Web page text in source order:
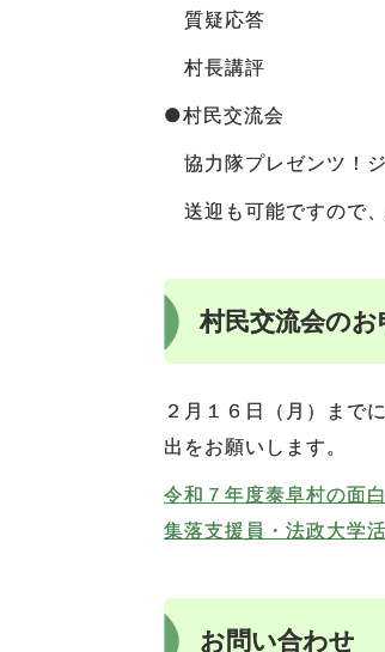
質疑応答
村長講評
●村民交流会
協力隊プレゼンツ！
送迎も可能ですので
村民交流会の
２月１６日（月）まで
出をお願いします。
令和７年度泰阜村の面
集落支援員・法政大学
お問い合わせ